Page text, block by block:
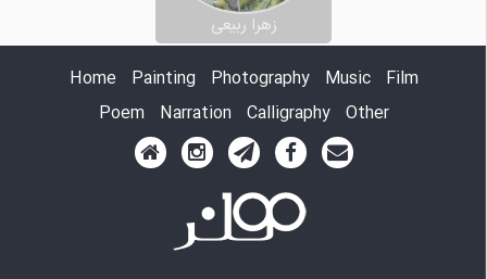
زهرا ربیعی
Home
Painting Photography Music
Film
Poem
Narration Calligraphy Other